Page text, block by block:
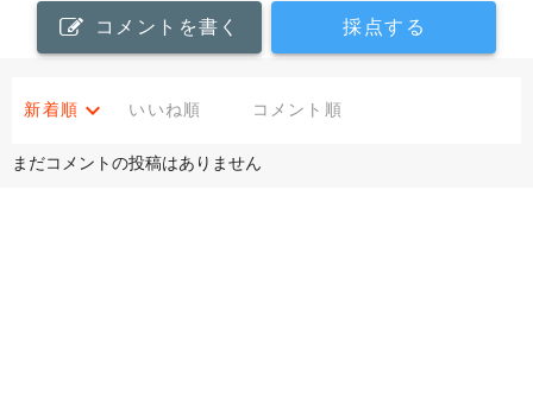
コメントを書く 採点する
新着順 いいね順 コメント順
まだコメントの投稿はありません